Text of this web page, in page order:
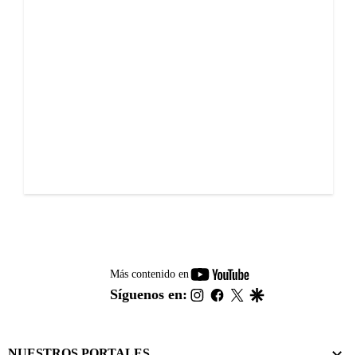
Más contenido en
youtube-
footer
Síguenos en: instagram
facebook
twitter